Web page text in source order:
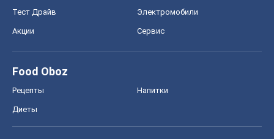
Тест Драйв Электромобили
Акции Сервис
Food Oboz
Рецепты Напитки
Диеты